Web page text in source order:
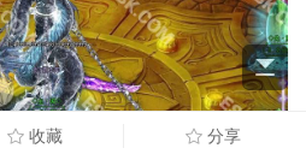
收藏 分享